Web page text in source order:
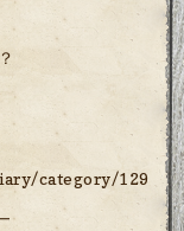
category/129